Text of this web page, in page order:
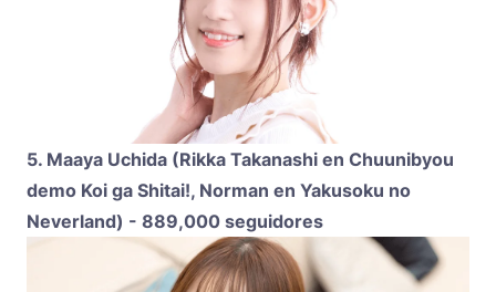
5. Maaya Uchida (Rikka Takanashi en Chuunibyou
demo Koi ga Shitai!, Norman en Yakusoku no
Neverland) - 889,000 seguidores